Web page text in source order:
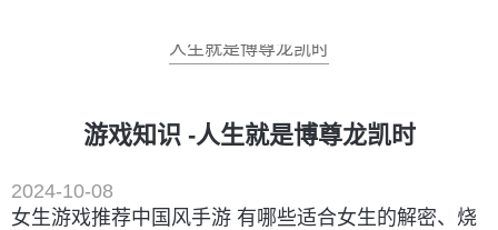
人生就是博尊龙凯时
游戏知识 -人生就是博尊龙凯时
2024-10-08
女生游戏推荐中国风手游 有哪些适合女生的解密、烧